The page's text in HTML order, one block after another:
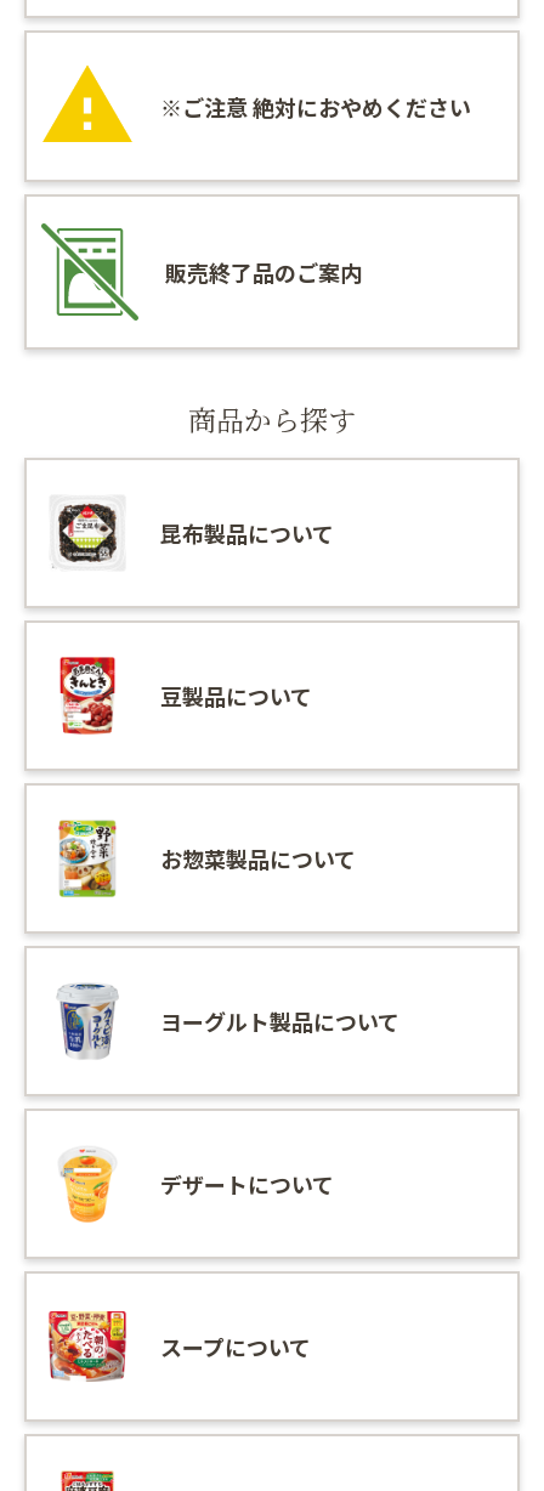
※ご注意 絶対におやめください
販売終了品のご案内
商品から探す
昆布製品について
豆製品について
お惣菜製品について
ヨーグルト製品について
デザートについて
スープについて